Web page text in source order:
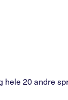
hele 20 andre